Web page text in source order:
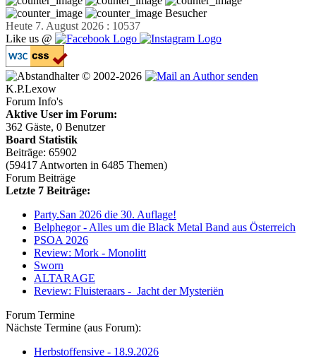
Besucher
Heute 7. August 2026 : 10537
Like us @
© 2002-2026
K.P.Lexow
Forum Info's
Aktive User im Forum:
362 Gäste, 0 Benutzer
Board Statistik
Beiträge: 65902
(59417 Antworten in 6485 Themen)
Forum Beiträge
Letzte 7 Beiträge:
Party.San 2026 die 30. Auflage!
Belphegor - Alles um die Black Metal Band aus Österreich
PSOA 2026
Review: Mork - Monolitt
Sworn
ALTARAGE
Review: Fluisteraars - Jacht der Mysteriën
Forum Termine
Nächste Termine (aus Forum):
Herbstoffensive - 18.9.2026